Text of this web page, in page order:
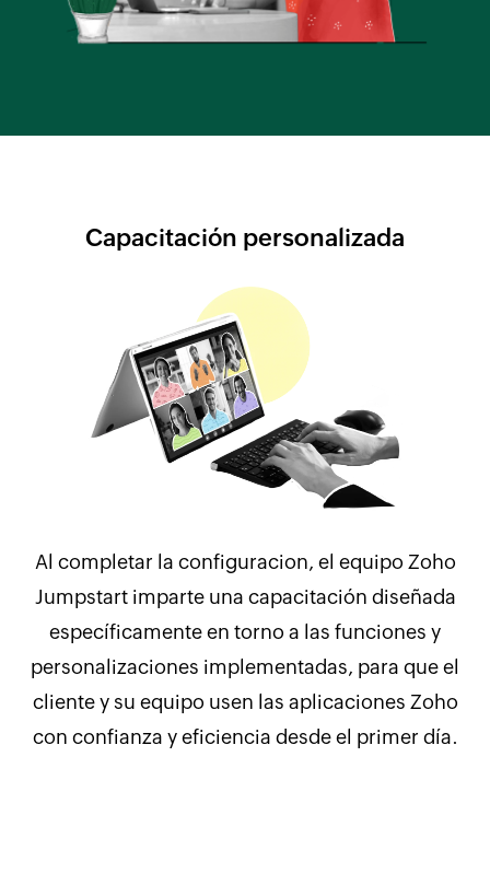
Capacitación personalizada
Al completar la configuracion, el equipo Zoho
Jumpstart imparte una capacitación diseñada
específicamente en torno a las funciones y
personalizaciones implementadas, para que el
cliente y su equipo usen las aplicaciones Zoho
con confianza y eficiencia desde el primer día.